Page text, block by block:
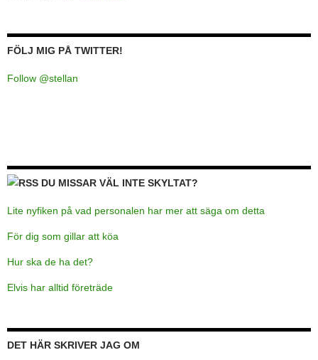
FÖLJ MIG PÅ TWITTER!
Follow @stellan
DU MISSAR VÄL INTE SKYLTAT?
Lite nyfiken på vad personalen har mer att säga om detta
För dig som gillar att köa
Hur ska de ha det?
Elvis har alltid företräde
DET HÄR SKRIVER JAG OM